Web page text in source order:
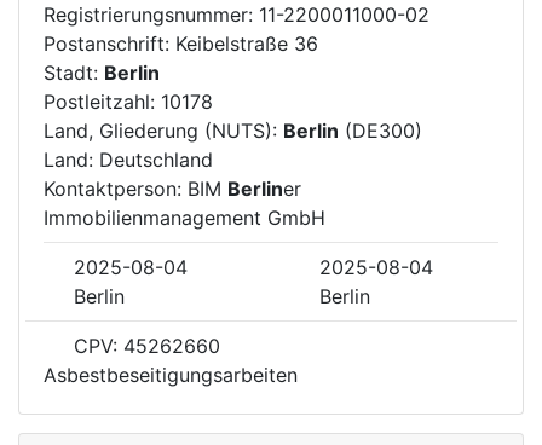
Registrierungsnummer: 11-2200011000-02
Postanschrift: Keibelstraße 36
Stadt: Berlin
Postleitzahl: 10178
Land, Gliederung (NUTS): Berlin (DE300)
Land: Deutschland
Kontaktperson: BIM Berliner
Immobilienmanagement GmbH
2025-08-04
2025-08-04
Berlin
Berlin
CPV: 45262660
Asbestbeseitigungsarbeiten